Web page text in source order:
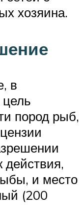
хозяина.
в
пород рыб,
действия,
и место
(200